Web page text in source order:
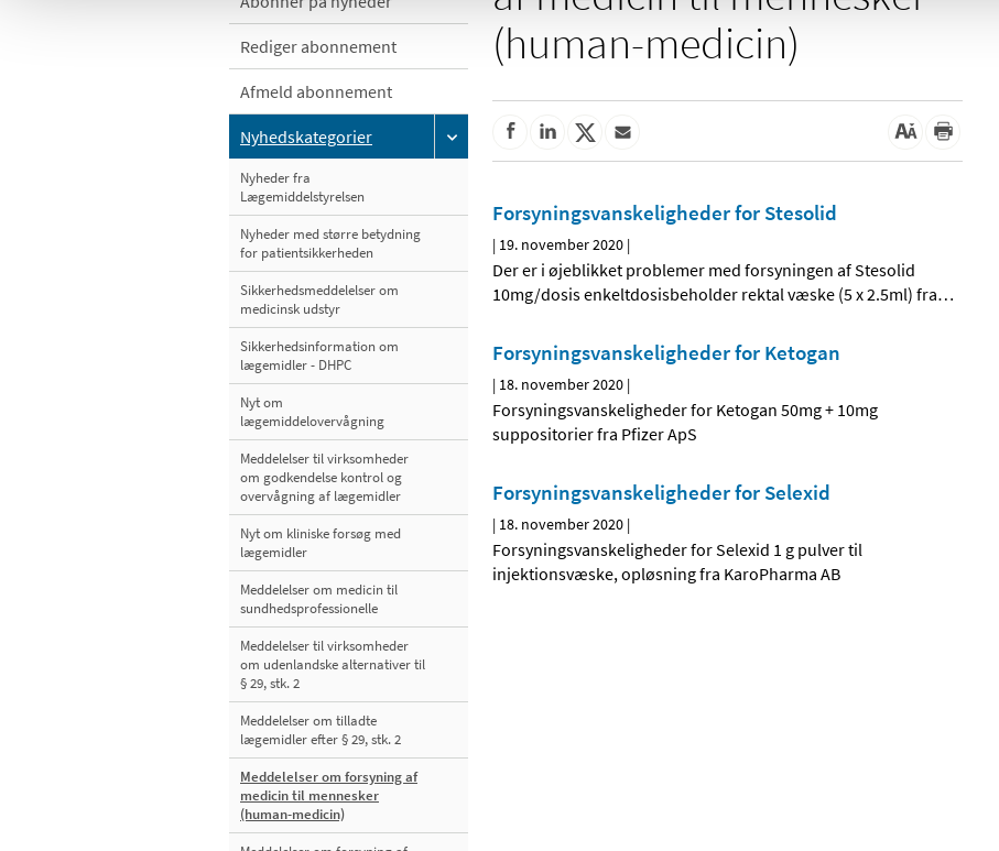
Rediger abonnement
Afmeld abonnement
Nyhedskategorier
Nyheder fra
Lægemiddelstyrelsen
Nyheder med større betydning
for patientsikkerheden
Sikkerhedsmeddelelser om
medicinsk udstyr
Sikkerhedsinformation om
lægemidler - DHPC
Nyt om
lægemiddelovervågning
Meddelelser til virksomheder
om godkendelse kontrol og
overvågning af lægemidler
Nyt om kliniske forsøg med
lægemidler
Meddelelser om medicin til
sundhedsprofessionelle
Meddelelser til virksomheder
om udenlandske alternativer til
§ 29, stk. 2
Meddelelser om tilladte
lægemidler efter § 29, stk. 2
Meddelelser om forsyning af
medicin til mennesker
(human-medicin)
(human-medicin)
Forsyningsvanskeligheder for Stesolid
| 19. november 2020 |
Der er i øjeblikket problemer med forsyningen af Stesolid
10mg/dosis enkeltdosisbeholder rektal væske (5 x 2.5ml) fra…
Forsyningsvanskeligheder for Ketogan
| 18. november 2020 |
Forsyningsvanskeligheder for Ketogan 50mg + 10mg
suppositorier fra Pfizer ApS
Forsyningsvanskeligheder for Selexid
| 18. november 2020 |
Forsyningsvanskeligheder for Selexid 1 g pulver til
injektionsvæske, opløsning fra KaroPharma AB